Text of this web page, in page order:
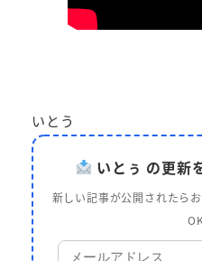
いとう
いとぅ の更新
新しい記事が公開されたら